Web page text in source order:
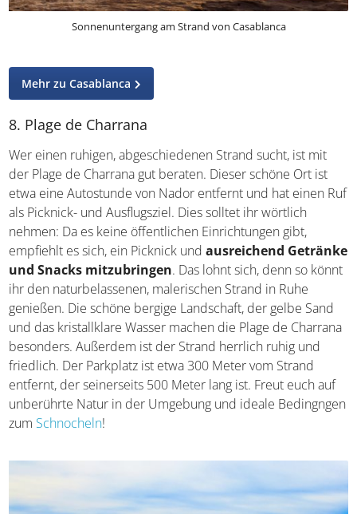
Sonnenuntergang am Strand von Casablanca
Mehr zu Casablanca
8. Plage de Charrana
Wer einen ruhigen, abgeschiedenen Strand sucht, ist mit
der Plage de Charrana gut beraten. Dieser schöne Ort ist
etwa eine Autostunde von Nador entfernt und hat einen Ruf
als Picknick- und Ausflugsziel. Dies solltet ihr wörtlich
nehmen: Da es keine öffentlichen Einrichtungen gibt,
empfiehlt es sich, ein Picknick undausreichend Getränke
und Snacks mitzubringen. Das lohnt sich, denn so könnt
ihr den naturbelassenen, malerischen Strand in Ruhe
genießen. Die schöne bergige Landschaft, der gelbe Sand
und das kristallklare Wasser machen die Plage de Charrana
besonders. Außerdem ist der Strand herrlich ruhig und
friedlich. Der Parkplatz ist etwa 300 Meter vom Strand
entfernt, der seinerseits 500 Meter lang ist. Freut euch auf
unberührte Natur in der Umgebung und ideale Bedingngen
zum Schnocheln!